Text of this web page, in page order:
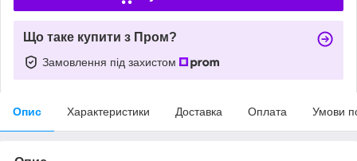
Що таке купити з Пром?
Замовлення під захистом
Опис Характеристики Доставка Оплата Умови